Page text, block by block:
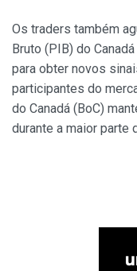
Os traders também
Bruto (PIB) do
para obter novos
participantes do
do Canadá (BoC)
durante a maior parte